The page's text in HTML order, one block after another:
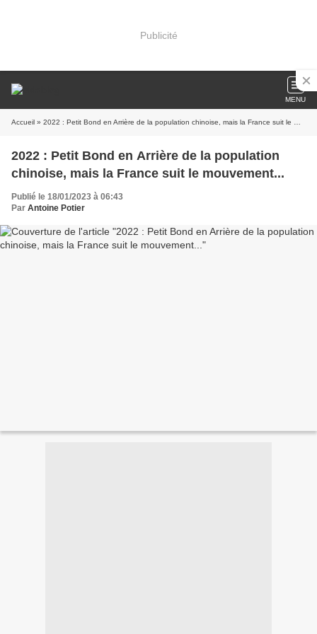
Publicité
MENU
Accueil » 2022 : Petit Bond en Arrière de la population chinoise, mais la France suit le mouvement...
2022 : Petit Bond en Arrière de la population
chinoise, mais la France suit le mouvement...
Publié le 18/01/2023 à 06:43
Par Antoine Potier